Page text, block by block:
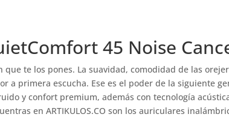
45 Noise
te los pones. La suavidad, comodidad de las
a primera escucha. Ese es el poder de la siguiente
y confort premium, además con tecnología
en ARTIKULOS.CO son los auriculares